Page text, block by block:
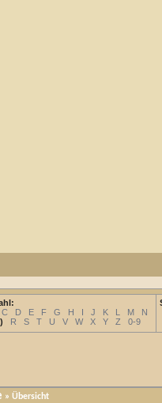
C D E F G H I J K L M
N
) R S T U V W X Y Z 0-9
» Übersicht